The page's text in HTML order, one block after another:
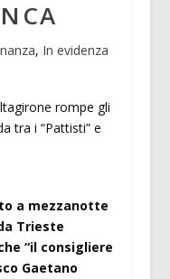
, In evidenza
a mezzanotte
Trieste
“il consigliere
Gaetano